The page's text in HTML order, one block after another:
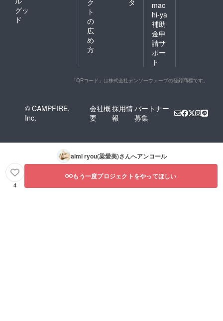
グッ
ド
ク
ト
の
広
め
方
タ
mac
hi-ya
補助
金申
請サ
ポー
ト
「QRコード」は株式会社デンソーウェーブの登録商標です。
© CAMPFIRE,
Inc.
会社概
要
採用情
報
パートナー
募集
aimi ryou⁡(梁愛美)さんへアンコール
4
もう一度プロジェクトをやってほしい